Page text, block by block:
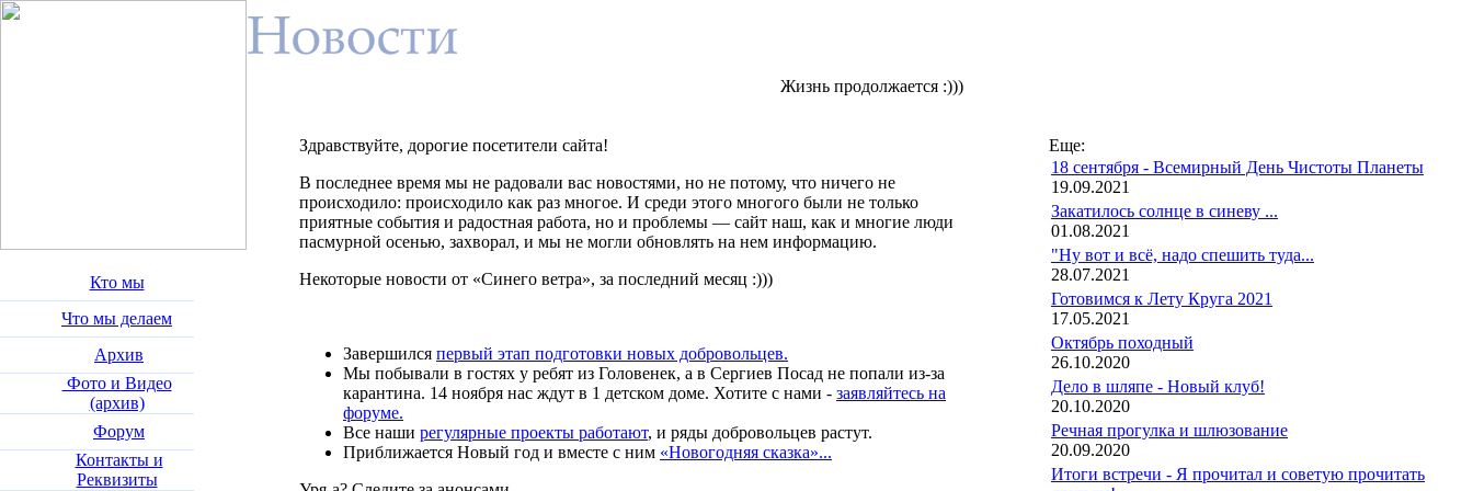
Кто мы
Что мы делаем
Архив
Фото и Видео
(архив)
Форум
Контакты и
Реквизиты
Жизнь продолжается :)))
Здравствуйте, дорогие посетители сайта!
В последнее время мы не радовали вас новостями, но не потому, что ничего не
происходило: происходило как раз многое. И среди этого многого были не только
приятные события и радостная работа, но и проблемы — сайт наш, как и многие люди
пасмурной осенью, захворал, и мы не могли обновлять на нем информацию.
Некоторые новости от «Синего ветра», за последний месяц :)))
Завершился первый этап подготовки новых добровольцев.
Мы побывали в гостях у ребят из Головенек, а в Сергиев Посад не попали из-за
карантина. 14 ноября нас ждут в 1 детском доме. Хотите с нами - заявляйтесь на
форуме.
Все наши регулярные проекты работают, и ряды добровольцев растут.
Приближается Новый год и вместе с ним «Новогодняя сказка»...
Еще:
18 сентября - Всемирный День Чистоты Планеты
19.09.2021
Закатилось солнце в синеву ...
01.08.2021
"Ну вот и всё, надо спешить туда...
28.07.2021
Готовимся к Лету Круга 2021
17.05.2021
Октябрь походный
26.10.2020
Дело в шляпе - Новый клуб!
20.10.2020
Речная прогулка и шлюзование
20.09.2020
Итоги встречи - Я прочитал и советую прочитать